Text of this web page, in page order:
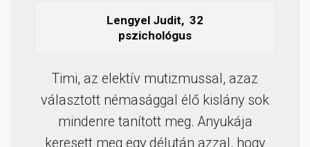
Lengyel Judit, 32
pszichológus
Timi, az elektív mutizmussal, azaz
választott némasággal élő kislány sok
mindenre tanított meg. Anyukája
keresett meg egy délután azzal, hogy